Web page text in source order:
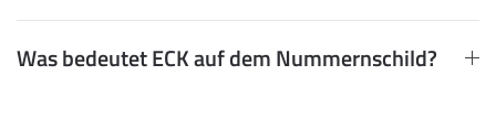
Was bedeutet ECK auf dem Nummernschild?